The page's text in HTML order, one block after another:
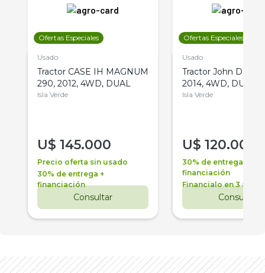
Ofertas Especiales
Usado
Tractor CASE IH MAGNUM
290, 2012, 4WD, DUAL
Isla Verde
U$ 145.000
Precio oferta sin usado
30% de entrega +
financiación
Consultar
Ofertas Especiales
Usado
Tractor John Deere
2014, 4WD, DUAL
Isla Verde
U$ 120.000
30% de entrega +
financiación
Financialo en 3 años
Consultar